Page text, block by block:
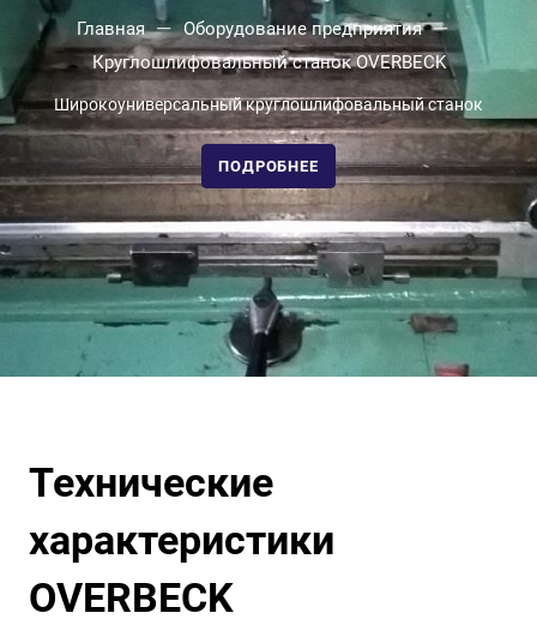
Главная — Оборудование предприятия —
Круглошлифовальный станок OVERBECK
Широкоуниверсальный круглошлифовальный станок
ПОДРОБНЕЕ
Технические
характеристики
OVERBECK